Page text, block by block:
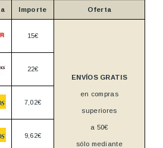
Importe Oferta
15€
ENVÍOS GRATIS
en compras
superiores
a 50€
sólo mediante
22€
7,02€
9,62€